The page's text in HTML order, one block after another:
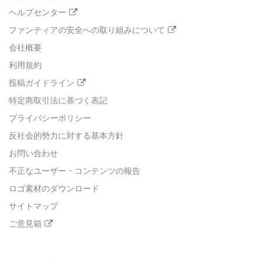
ヘルプセンター
ファンティアの安全への取り組みについて
会社概要
利用規約
投稿ガイドライン
特定商取引法に基づく表記
プライバシーポリシー
反社会的勢力に対する基本方針
お問い合わせ
不正なユーザー・コンテンツの報告
ロゴ素材のダウンロード
サイトマップ
ご意見箱